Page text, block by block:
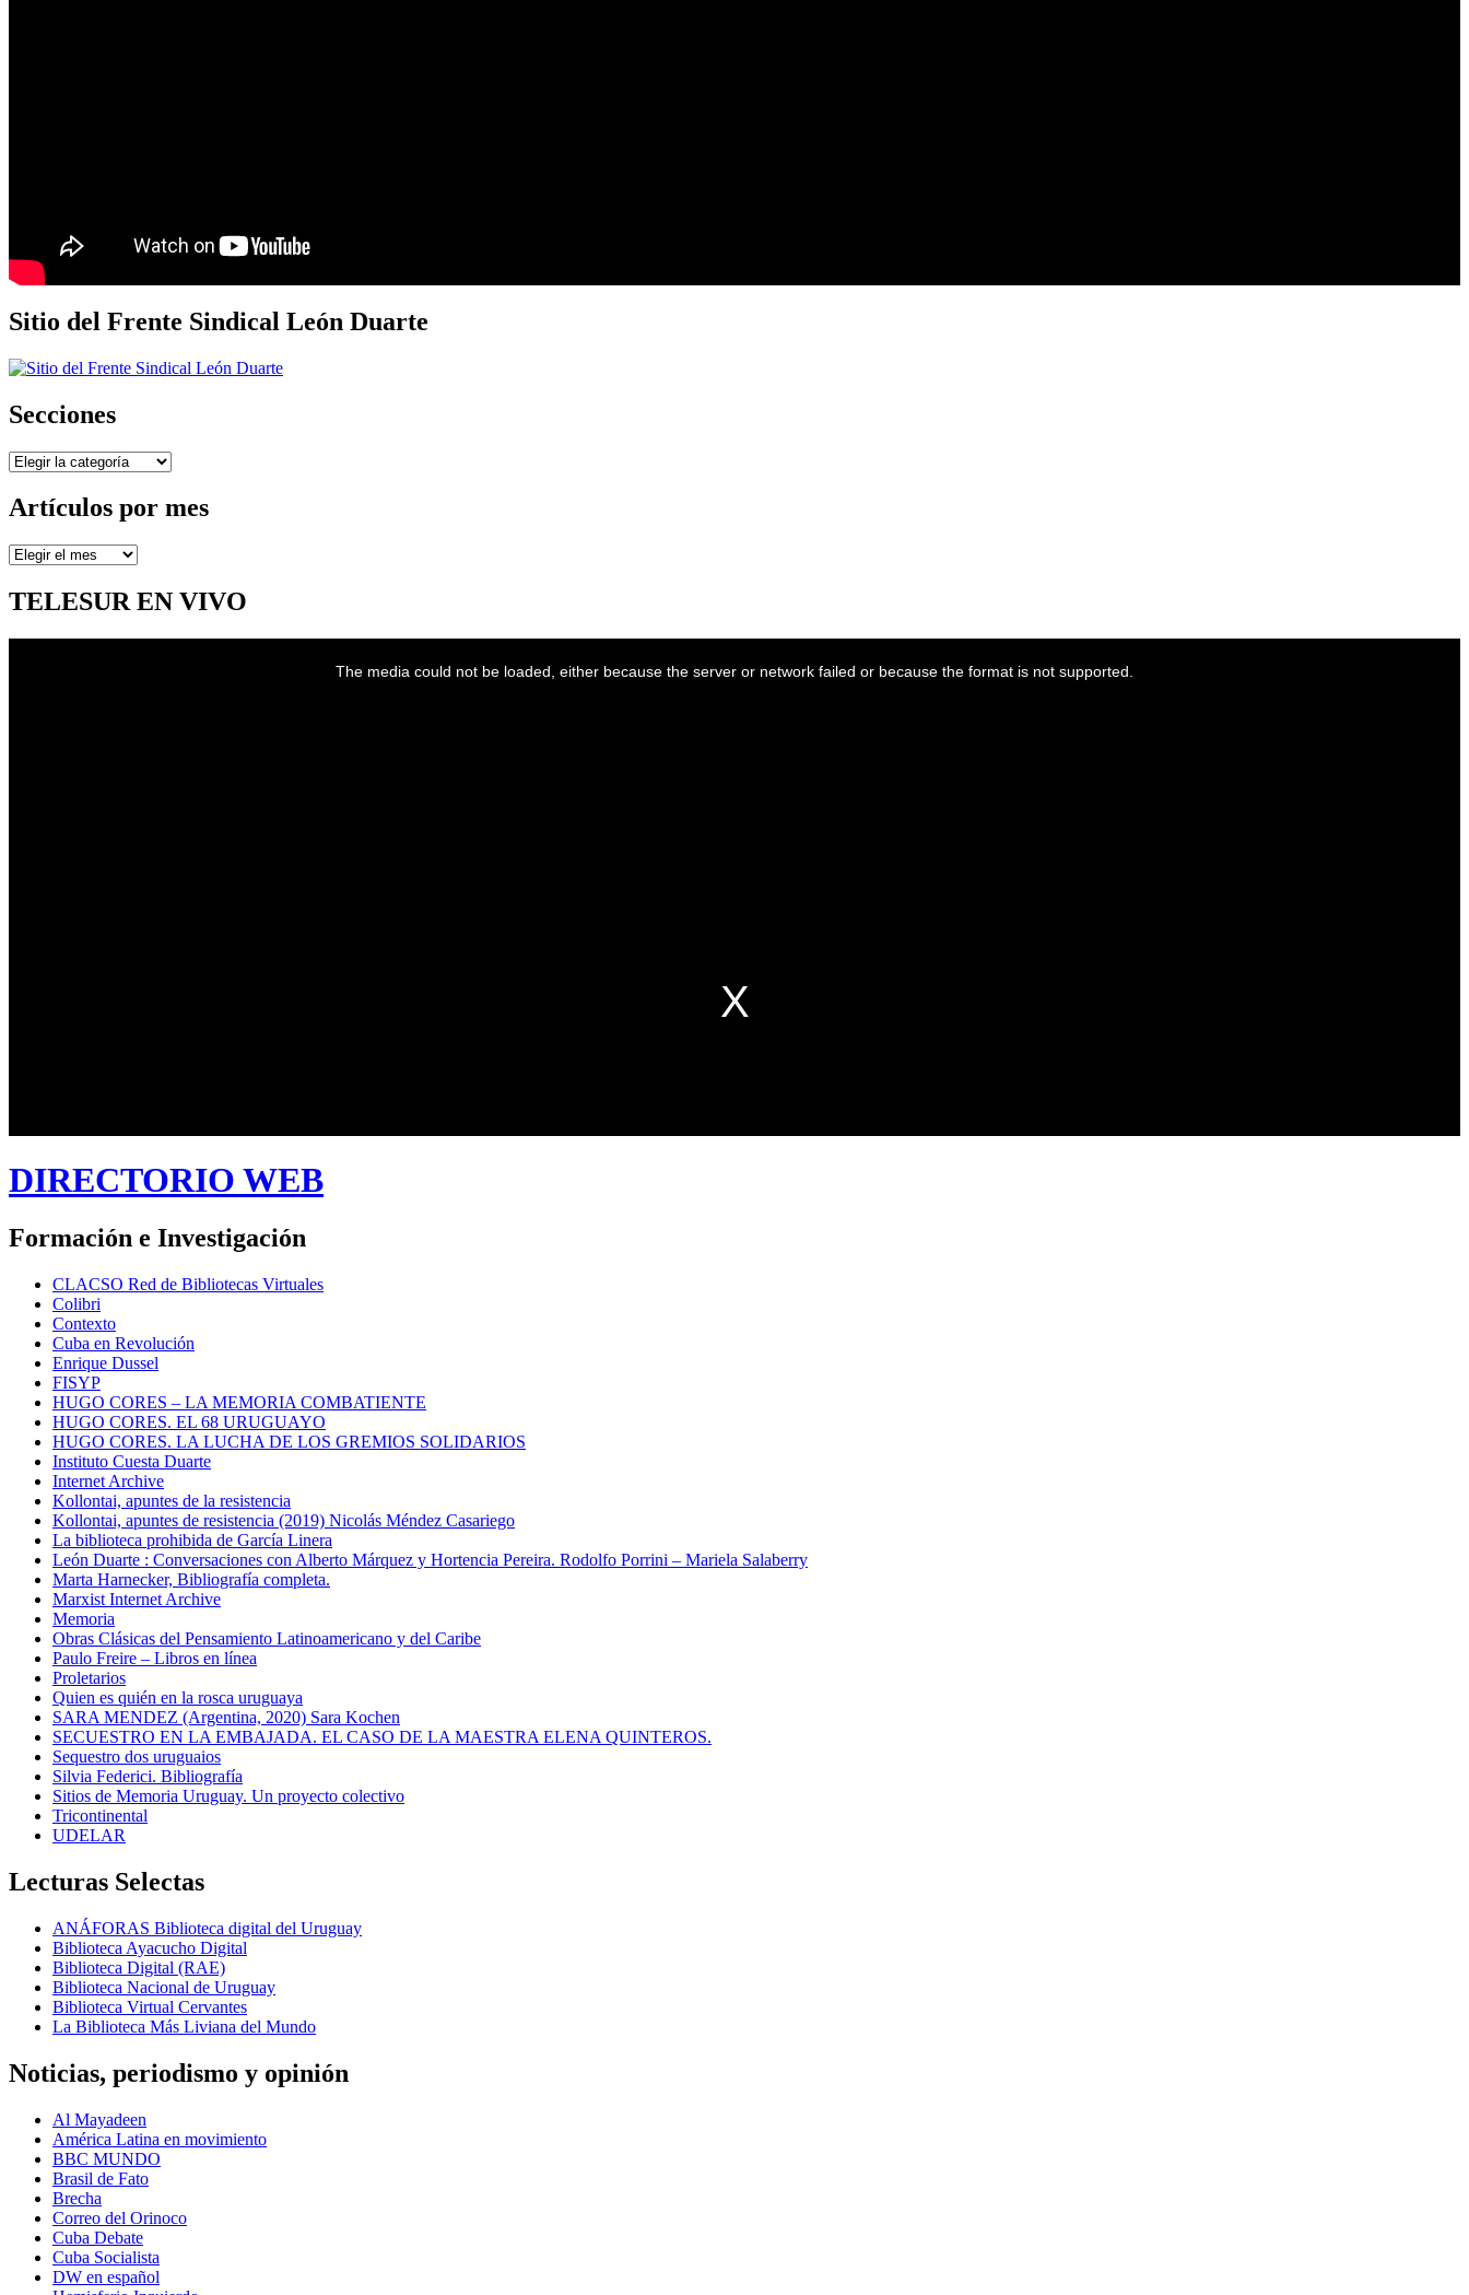
Sitio del Frente Sindical León Duarte
Secciones
Secciones
Artículos por mes
Artículos
mes
TELESUR EN VIVO
DIRECTORIO WEB
Formación e Investigación
CLACSO Red de Bibliotecas Virtuales
Colibri
Contexto
Cuba en Revolución
Enrique Dussel
FISYP
HUGO CORES – LA MEMORIA COMBATIENTE
HUGO CORES. EL 68 URUGUAYO
HUGO CORES. LA LUCHA DE LOS GREMIOS SOLIDARIOS
Instituto Cuesta Duarte
Internet Archive
Kollontai, apuntes de la resistencia
Kollontai, apuntes de resistencia (2019) Nicolás Méndez Casariego
La biblioteca prohibida de García Linera
León Duarte : Conversaciones con Alberto Márquez y Hortencia Pereira. Rodolfo Porrini – Mariela Salaberry
Marta Harnecker, Bibliografía completa.
Marxist Internet Archive
Memoria
Obras Clásicas del Pensamiento Latinoamericano y del Caribe
Paulo Freire – Libros en línea
Proletarios
Quien es quién en la rosca uruguaya
SARA MENDEZ (Argentina, 2020) Sara Kochen
SECUESTRO EN LA EMBAJADA. EL CASO DE LA MAESTRA ELENA QUINTEROS.
Sequestro dos uruguaios
Silvia Federici. Bibliografía
Sitios de Memoria Uruguay. Un proyecto colectivo
Tricontinental
UDELAR
Lecturas Selectas
ANÁFORAS Biblioteca digital del Uruguay
Biblioteca Ayacucho Digital
Biblioteca Digital (RAE)
Biblioteca Nacional de Uruguay
Biblioteca Virtual Cervantes
La Biblioteca Más Liviana del Mundo
Noticias, periodismo y opinión
Al Mayadeen
América Latina en movimiento
BBC MUNDO
Brasil de Fato
Brecha
Correo del Orinoco
Cuba Debate
Cuba Socialista
DW en español